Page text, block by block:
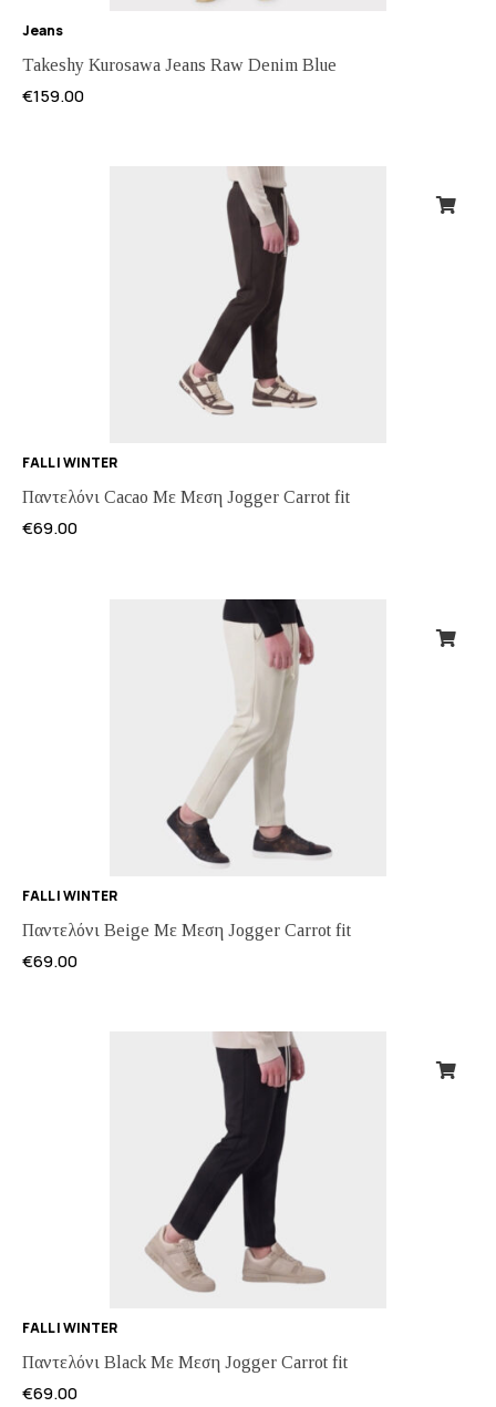
Jeans
Takeshy Kurosawa Jeans Raw Denim Blue
€159.00
FALL | WINTER
Παντελόνι Cacao Με Μεση Jogger Carrot fit
€69.00
FALL | WINTER
Παντελόνι Beige Με Μεση Jogger Carrot fit
€69.00
FALL | WINTER
Παντελόνι Black Με Μεση Jogger Carrot fit
€69.00